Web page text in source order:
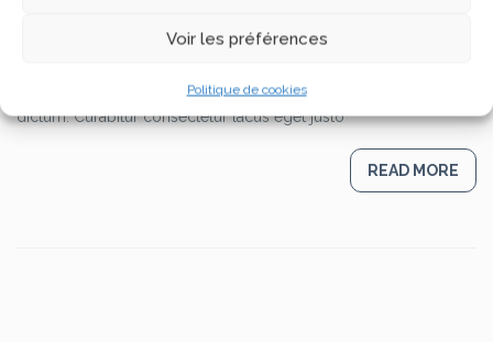
Voir les préférences
Politique de cookies
Lorem ipsum dolor sit amet, consectetur adipiscing elit. Sed
accumsan scelerisque. Praesent lobortis lacus id fermentum
dictum. Curabitur consectetur lacus eget justo
READ MORE